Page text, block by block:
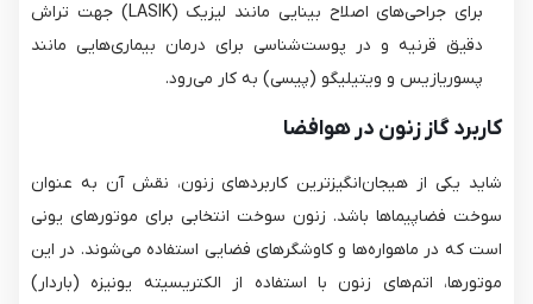
برای جراحی‌های اصلاح بینایی مانند لیزیک (LASIK) جهت تراش
دقیق قرنیه و در پوست‌شناسی برای درمان بیماری‌هایی مانند
پسوریازیس و ویتیلیگو (پیسی) به کار می‌رود.
کاربرد گاز زنون در هوافضا
شاید یکی از هیجان‌انگیزترین کاربردهای زنون، نقش آن به عنوان
سوخت فضاپیماها باشد. زنون سوخت انتخابی برای موتورهای یونی
است که در ماهواره‌ها و کاوشگرهای فضایی استفاده می‌شوند. در این
موتورها، اتم‌های زنون با استفاده از الکتریسیته یونیزه (باردار)